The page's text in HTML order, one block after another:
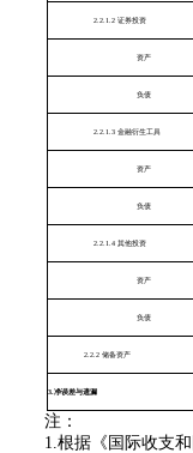
2.2.1.2 证券投资
资产
负债
2.2.1.3 金融衍生工具
资产
负债
2.2.1.4 其他投资
资产
负债
2.2.2 储备资产
3.净误差与遗漏
注：
1. 根据《国际收支